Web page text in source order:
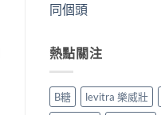
同個頭
熱點關注
B糖 levitra 樂威壯